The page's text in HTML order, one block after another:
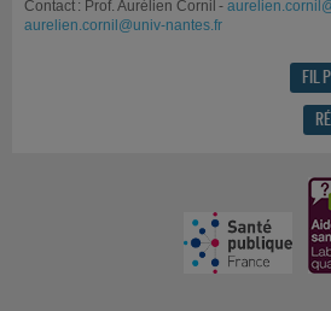
Contact : Prof. Aurélien Cornil -
aurelien.cornil@univ-nantes.fr
FIL